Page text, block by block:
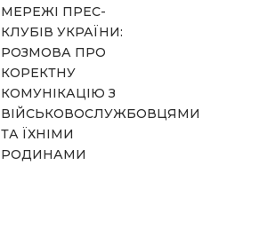
МЕРЕЖІ ПРЕС-
КЛУБІВ УКРАЇНИ:
РОЗМОВА ПРО
КОРЕКТНУ
КОМУНІКАЦІЮ З
ВІЙСЬКОВОСЛУЖБОВЦЯМИ
ТА ЇХНІМИ
РОДИНАМИ